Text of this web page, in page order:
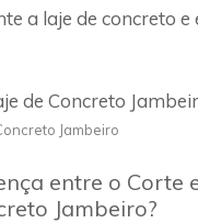
a laje de concreto
Jambeiro
entre o Corte
Jambeiro?